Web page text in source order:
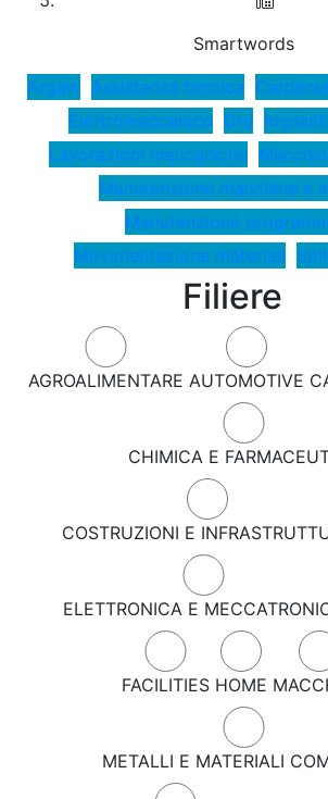
Filiere
AGROALIMENTARE AUTOMOTIVE
CHIMICA E
COSTRUZIONI E
ELETTRONICA E
FACILITIES HOME
METALLI E MATERIALI
Smartwords
Argani Assistenza tecnica
Elettromeccanico Gru
Lavorazioni meccaniche
Manutenzione macchine e
Manutenzione
Movimentazione materiali